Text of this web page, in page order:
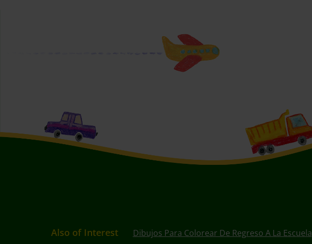
Also of Interest Dibujos Para Colorear De Regreso A La Escuela